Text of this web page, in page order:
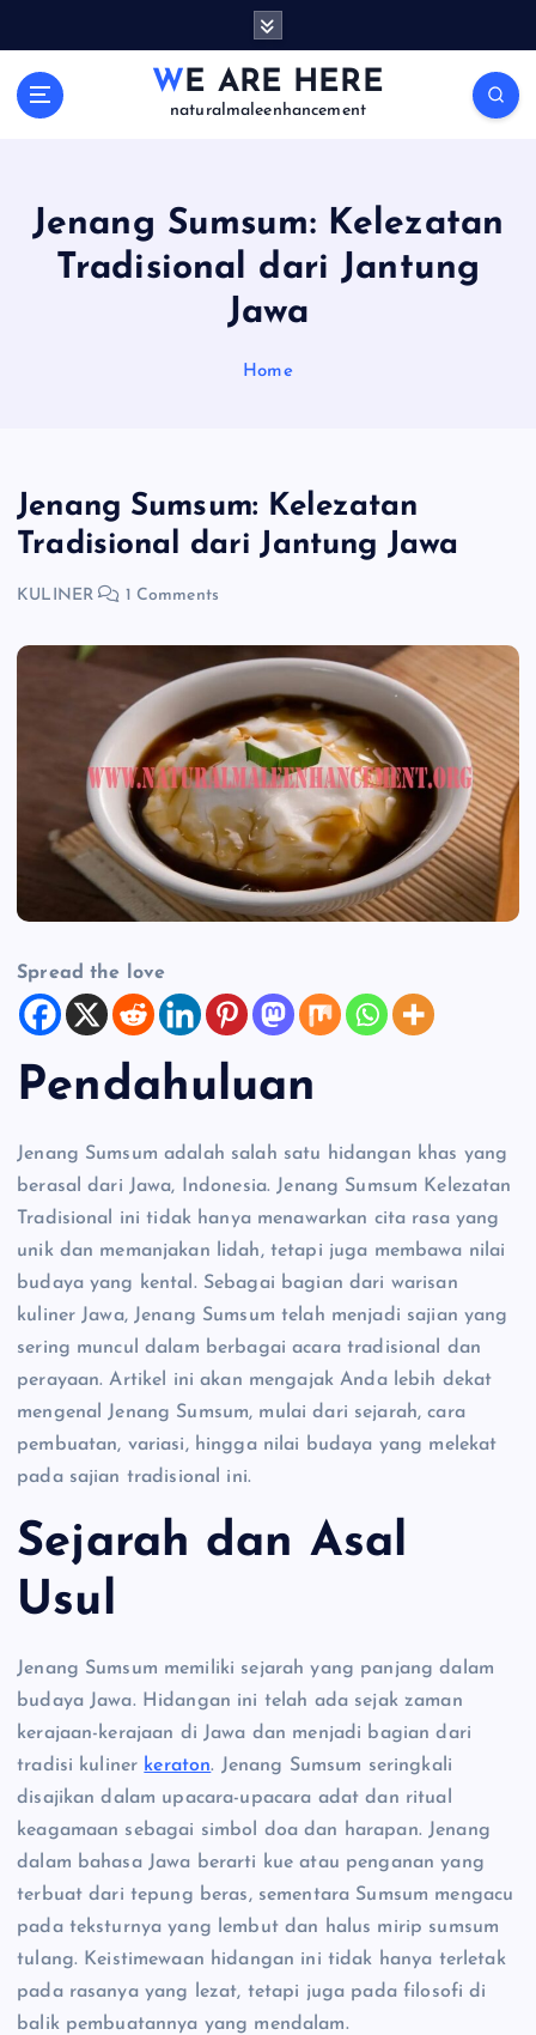
WE ARE HERE
naturalmaleenhancement
Jenang Sumsum: Kelezatan
Tradisional dari Jantung
Jawa
Home
Jenang Sumsum: Kelezatan
Tradisional dari Jantung Jawa
KULINER 1 Comments
Spread the love
Pendahuluan
Jenang Sumsum adalah salah satu hidangan khas yang
berasal dari Jawa, Indonesia. Jenang Sumsum Kelezatan
Tradisional ini tidak hanya menawarkan cita rasa yang
unik dan memanjakan lidah, tetapi juga membawa nilai
budaya yang kental. Sebagai bagian dari warisan
kuliner Jawa, Jenang Sumsum telah menjadi sajian yang
sering muncul dalam berbagai acara tradisional dan
perayaan. Artikel ini akan mengajak Anda lebih dekat
mengenal Jenang Sumsum, mulai dari sejarah, cara
pembuatan, variasi, hingga nilai budaya yang melekat
pada sajian tradisional ini.
Sejarah dan Asal
Usul
Jenang Sumsum memiliki sejarah yang panjang dalam
budaya Jawa. Hidangan ini telah ada sejak zaman
kerajaan-kerajaan di Jawa dan menjadi bagian dari
tradisi kuliner keraton. Jenang Sumsum seringkali
disajikan dalam upacara-upacara adat dan ritual
keagamaan sebagai simbol doa dan harapan. Jenang
dalam bahasa Jawa berarti kue atau penganan yang
terbuat dari tepung beras, sementara Sumsum mengacu
pada teksturnya yang lembut dan halus mirip sumsum
tulang. Keistimewaan hidangan ini tidak hanya terletak
pada rasanya yang lezat, tetapi juga pada filosofi di
balik pembuatannya yang mendalam.